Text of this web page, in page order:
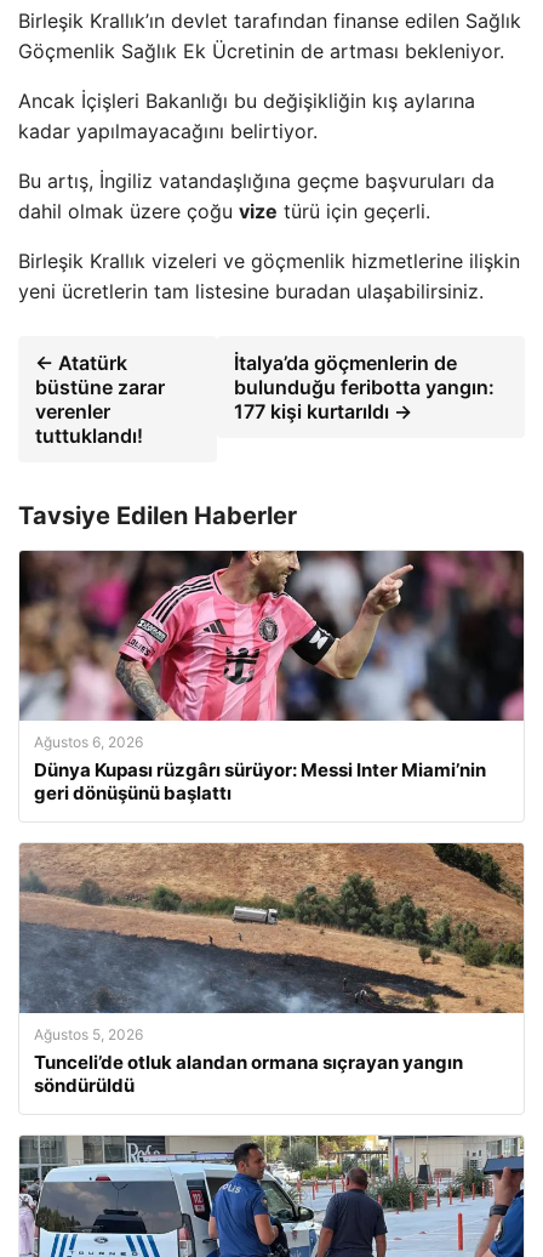
Birleşik Krallık’ın devlet tarafından finanse edilen Sağlık
Göçmenlik Sağlık Ek Ücretinin de artması bekleniyor.
Ancak İçişleri Bakanlığı bu değişikliğin kış aylarına
kadar yapılmayacağını belirtiyor.
Bu artış, İngiliz vatandaşlığına geçme başvuruları da
dahil olmak üzere çoğu vize türü için geçerli.
Birleşik Krallık vizeleri ve göçmenlik hizmetlerine ilişkin
yeni ücretlerin tam listesine buradan ulaşabilirsiniz.
← Atatürk
büstüne zarar
verenler
tuttuklandı!
İtalya’da göçmenlerin de
bulunduğu feribotta yangın:
177 kişi kurtarıldı →
Tavsiye Edilen Haberler
Ağustos 6, 2026
Dünya Kupası rüzgârı sürüyor: Messi Inter Miami’nin
geri dönüşünü başlattı
Ağustos 5, 2026
Tunceli’de otluk alandan ormana sıçrayan yangın
söndürüldü